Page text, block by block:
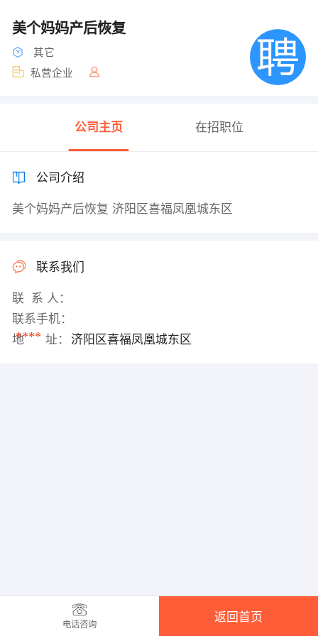
美个妈妈产后恢复
其它
私营企业
公司主页 在招职位
公司介绍
美个妈妈产后恢复 济阳区喜福凤凰城东区
联系我们
联 系 人：
联系手机：
****
地 址： 济阳区喜福凤凰城东区
电话咨询
返回首页